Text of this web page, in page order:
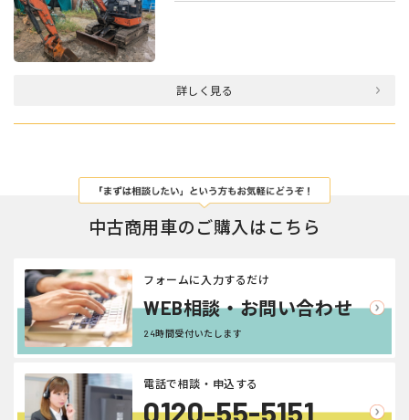
詳しく見る
中古商用車のご購入はこちら
WEB相談・お問い合わせ
フォームに入力するだけ
24時間受付いたします
0120-55-5151
電話で相談・申込する